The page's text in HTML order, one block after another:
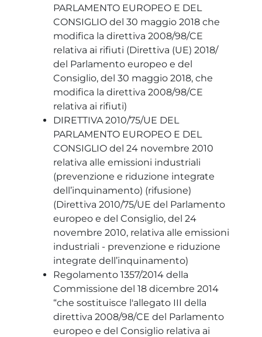
PARLAMENTO EUROPEO E DEL
CONSIGLIO del 30 maggio 2018 che
modifica la direttiva 2008/98/CE
relativa ai rifiuti (Direttiva (UE) 2018/
del Parlamento europeo e del
Consiglio, del 30 maggio 2018, che
modifica la direttiva 2008/98/CE
relativa ai rifiuti)
DIRETTIVA 2010/75/UE DEL
PARLAMENTO EUROPEO E DEL
CONSIGLIO del 24 novembre 2010
relativa alle emissioni industriali
(prevenzione e riduzione integrate
dell’inquinamento) (rifusione)
(Direttiva 2010/75/UE del Parlamento
europeo e del Consiglio, del 24
novembre 2010, relativa alle emissioni
industriali - prevenzione e riduzione
integrate dell’inquinamento)
Regolamento 1357/2014 della
Commissione del 18 dicembre 2014
“che sostituisce l'allegato III della
direttiva 2008/98/CE del Parlamento
europeo e del Consiglio relativa ai